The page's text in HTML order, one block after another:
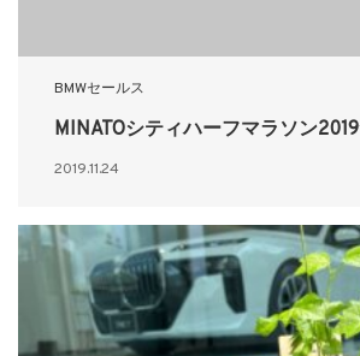
BMWセールス
MINATOシティハーフマラソン
2019.11.24